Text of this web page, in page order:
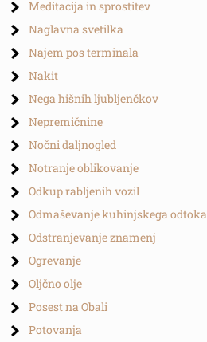
Meditacija in sprostitev
Naglavna svetilka
Najem pos terminala
Nakit
Nega hišnih ljubljenčkov
Nepremičnine
Nočni daljnogled
Notranje oblikovanje
Odkup rabljenih vozil
Odmaševanje kuhinjskega odtoka
Odstranjevanje znamenj
Ogrevanje
Oljčno olje
Posest na Obali
Potovanja